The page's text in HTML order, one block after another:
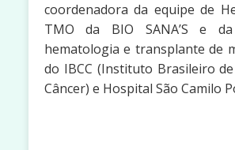
coordenadora da equipe de
TMO da BIO SANA’S e
hematologia e transplante de
do IBCC (Instituto Brasileiro
Câncer) e Hospital São Camilo